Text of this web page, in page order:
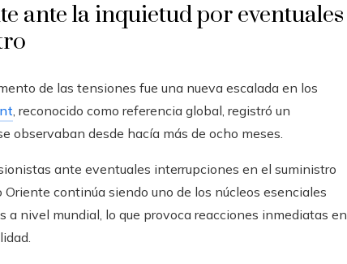
ante la inquietud por eventuales
de las tensiones fue una nueva escalada en los
, reconocido como referencia global, registró un
observaban desde hacía más de ocho meses.
ante eventuales interrupciones en el suministro
continúa siendo uno de los núcleos esenciales
a nivel mundial, lo que provoca reacciones inmediatas en